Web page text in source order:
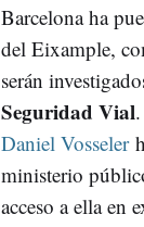
Barcelona ha
del Eixample,
serán
Seguridad Vial
Daniel Vosseler
ministerio
acceso a ella en